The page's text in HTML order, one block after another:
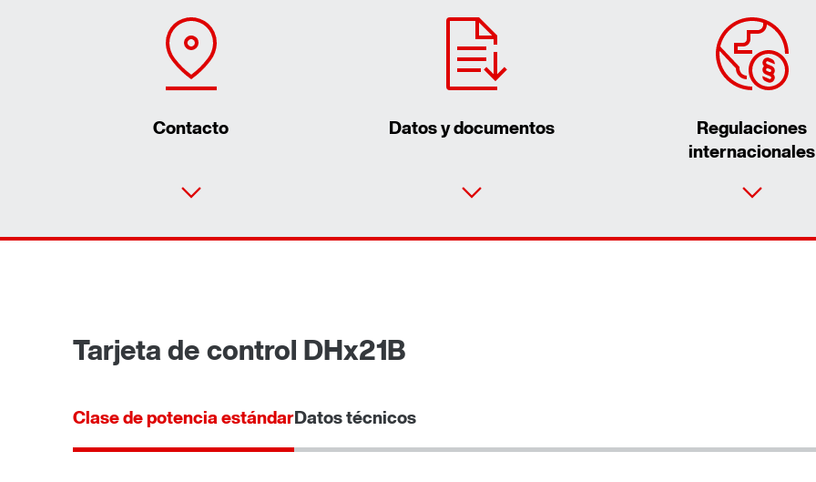
Contacto Datos y documentos
Regulaciones
internacionales
Tarjeta de control DHx21B
Clase de potencia estándarDatos técnicos